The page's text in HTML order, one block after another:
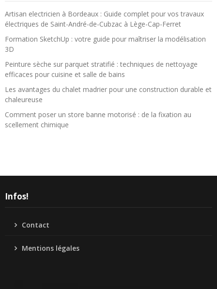
Artisan electricien à Bordeaux : Guide complet pour vos travaux
électriques de Saint-André-de-Cubzac à Lège-Cap-Ferret
Formation SketchUp : votre guide pour maîtriser la modélisation
3D
Peinture sèche sur parquet stratifié : techniques de nettoyage
efficaces pour cuisine et salle de bains
Les avantages du chalet madrier pour une construction durable et
chaleureuse
Comment poser un store banne motorisé : de la fixation au
scellement chimique
Infos!
Contact
Mentions légales